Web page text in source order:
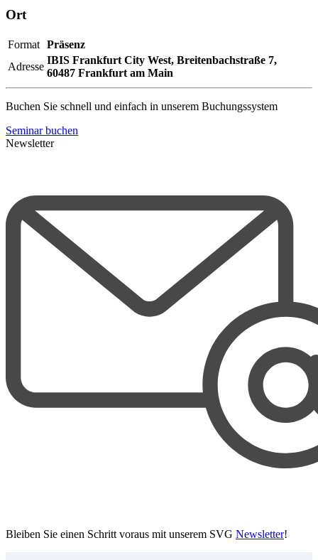
Ort
Format Präsenz
Adresse
IBIS Frankfurt City West, Breitenbachstraße 7,
60487 Frankfurt am Main
Buchen Sie schnell und einfach in unserem Buchungssystem
Seminar buchen
Newsletter
Bleiben Sie einen Schritt voraus mit unserem SVG Newsletter!